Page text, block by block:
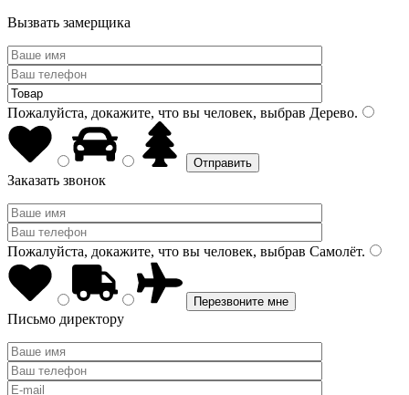
Вызвать замерщика
Пожалуйста, докажите, что вы человек, выбрав Дерево.
Заказать звонок
Пожалуйста, докажите, что вы человек, выбрав Самолёт.
Письмо директору